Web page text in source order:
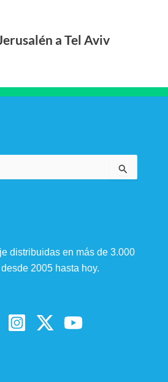
a Tel Aviv
distribuidas en más de 3.000
2005 hasta hoy.